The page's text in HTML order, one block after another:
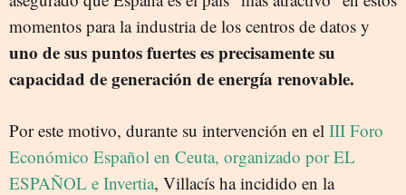
momentos para la industria de los centros de datos y
uno de sus puntos fuertes es precisamente su
capacidad de generación de energía renovable.
Por este motivo, durante su intervención en el III Foro
Económico Español en Ceuta, organizado por EL
ESPAÑOL e Invertia, Villacís ha incidido en la